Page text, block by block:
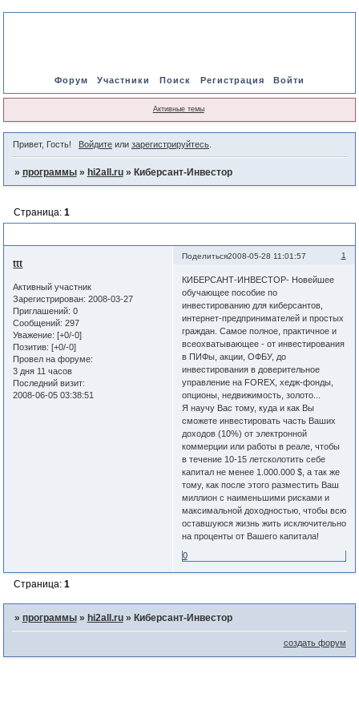
Форум Участники Поиск Регистрация Войти
Активные темы
Привет, Гость! Войдитеили зарегистрируйтесь.
» программы » hi2all.ru » Киберсант-Инвестор
Страница: 1
Поделиться 1
2008-05-28 11:01:57
ttt
Активный участник
Зарегистрирован: 2008-03-27
Приглашений: 0
Сообщений: 297
Уважение: [+0/-0]
Позитив: [+0/-0]
Провел на форуме:
3 дня 11 часов
Последний визит:
2008-06-05 03:38:51
КИБЕРСАНТ-ИНВЕСТОР- Новейшее
обучающее пособие по
инвестированию для киберсантов,
интернет-предпринимателей и простых
граждан. Самое полное, практичное и
всеохватывающее - от инвестирования
в ПИФы, акции, ОФБУ, до
инвестирования в доверительное
управление на FOREX, хедж-фонды,
опционы, недвижимость, золото...
Я научу Вас тому, куда и как Вы
сможете инвестировать часть Ваших
доходов (10%) от электронной
коммерции или работы в реале, чтобы
в течение 10-15 летсколотить себе
капитал не менее 1.000.000 $, а так же
тому, как после этого разместить Ваш
миллион с наименьшими рисками и
максимальной доходностью, чтобы всю
оставшуюся жизнь жить исключительно
на проценты от Вашего капитала!
0
Страница: 1
» программы » hi2all.ru » Киберсант-Инвестор
создать форум